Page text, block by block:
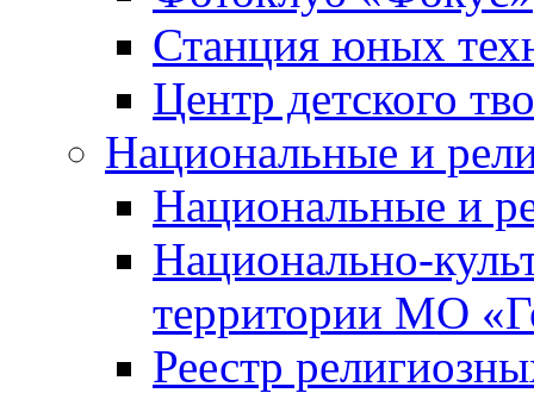
Станция юных
Центр детского
Национальные и
Национальные и
Национально-
территории МО
Реестр